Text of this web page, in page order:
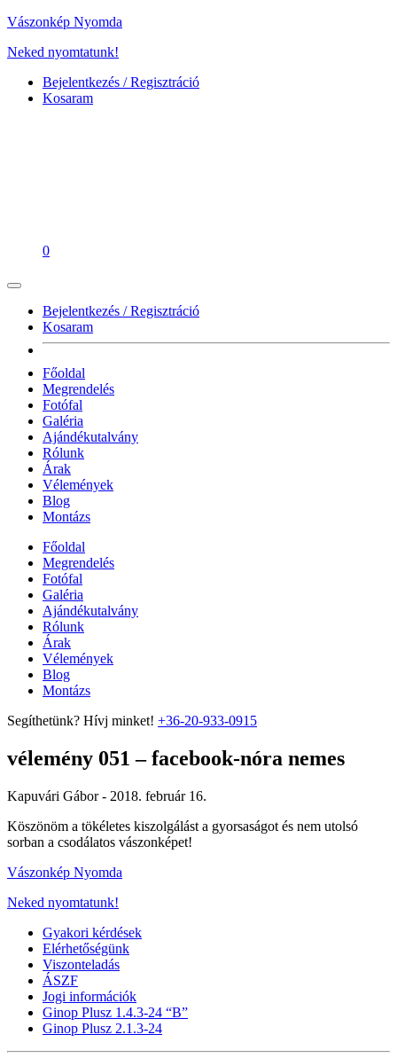
Vászonkép Nyomda
Neked nyomtatunk!
Bejelentkezés / Regisztráció
Kosaram
0
Bejelentkezés / Regisztráció
Kosaram
Főoldal
Megrendelés
Fotófal
Galéria
Ajándékutalvány
Rólunk
Árak
Vélemények
Blog
Montázs
Főoldal
Megrendelés
Fotófal
Galéria
Ajándékutalvány
Rólunk
Árak
Vélemények
Blog
Montázs
Segíthetünk? Hívj minket! +36-20-933-0915
vélemény 051 – facebook-nóra nemes
Kapuvári Gábor - 2018. február 16.
Köszönöm a tökéletes kiszolgálást a gyorsaságot és nem utolsó
sorban a csodálatos vászonképet!
Vászonkép Nyomda
Neked nyomtatunk!
Gyakori kérdések
Elérhetőségünk
Viszonteladás
ÁSZF
Jogi információk
Ginop Plusz 1.4.3-24 “B”
Ginop Plusz 2.1.3-24